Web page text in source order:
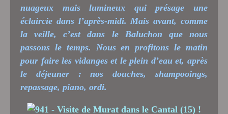
nuageux mais lumineux qui présage une
éclaircie dans l’après-midi. Mais avant, comme
la veille, c’est dans le Baluchon que nous
passons le temps. Nous en profitons le matin
pour faire les vidanges et le plein d’eau et, après
le déjeuner : nos douches, shampooings,
repassage, piano, ordi.